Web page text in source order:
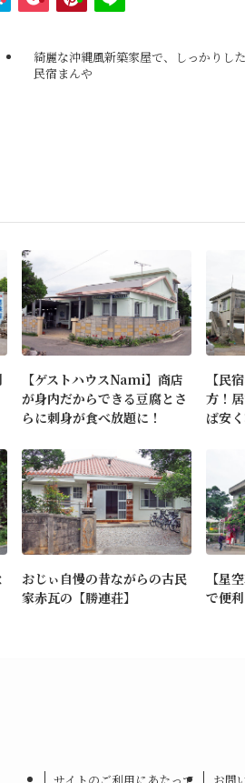
綺麗な沖縄風新築家屋で、しっかりし
民宿まんや
【ゲストハウスNami】商店
が身内だからできる豆腐とさ
らに刺身が食べ放題に！
【民
方！
ば安
おじぃ自慢の昔ながらの古民
家赤瓦の【勝連荘】
【星
で便
サイトのご利用にあたって お問